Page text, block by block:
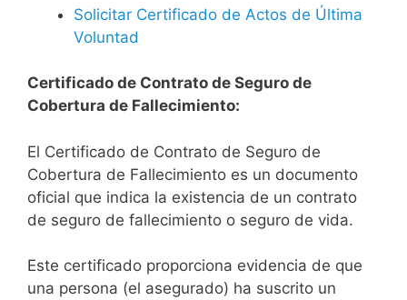
Solicitar Certificado de Actos de Última
Voluntad
Certificado de Contrato de Seguro de
Cobertura de Fallecimiento:
El Certificado de Contrato de Seguro de
Cobertura de Fallecimiento es un documento
oficial que indica la existencia de un contrato
de seguro de fallecimiento o seguro de vida.
Este certificado proporciona evidencia de que
una persona (el asegurado) ha suscrito un